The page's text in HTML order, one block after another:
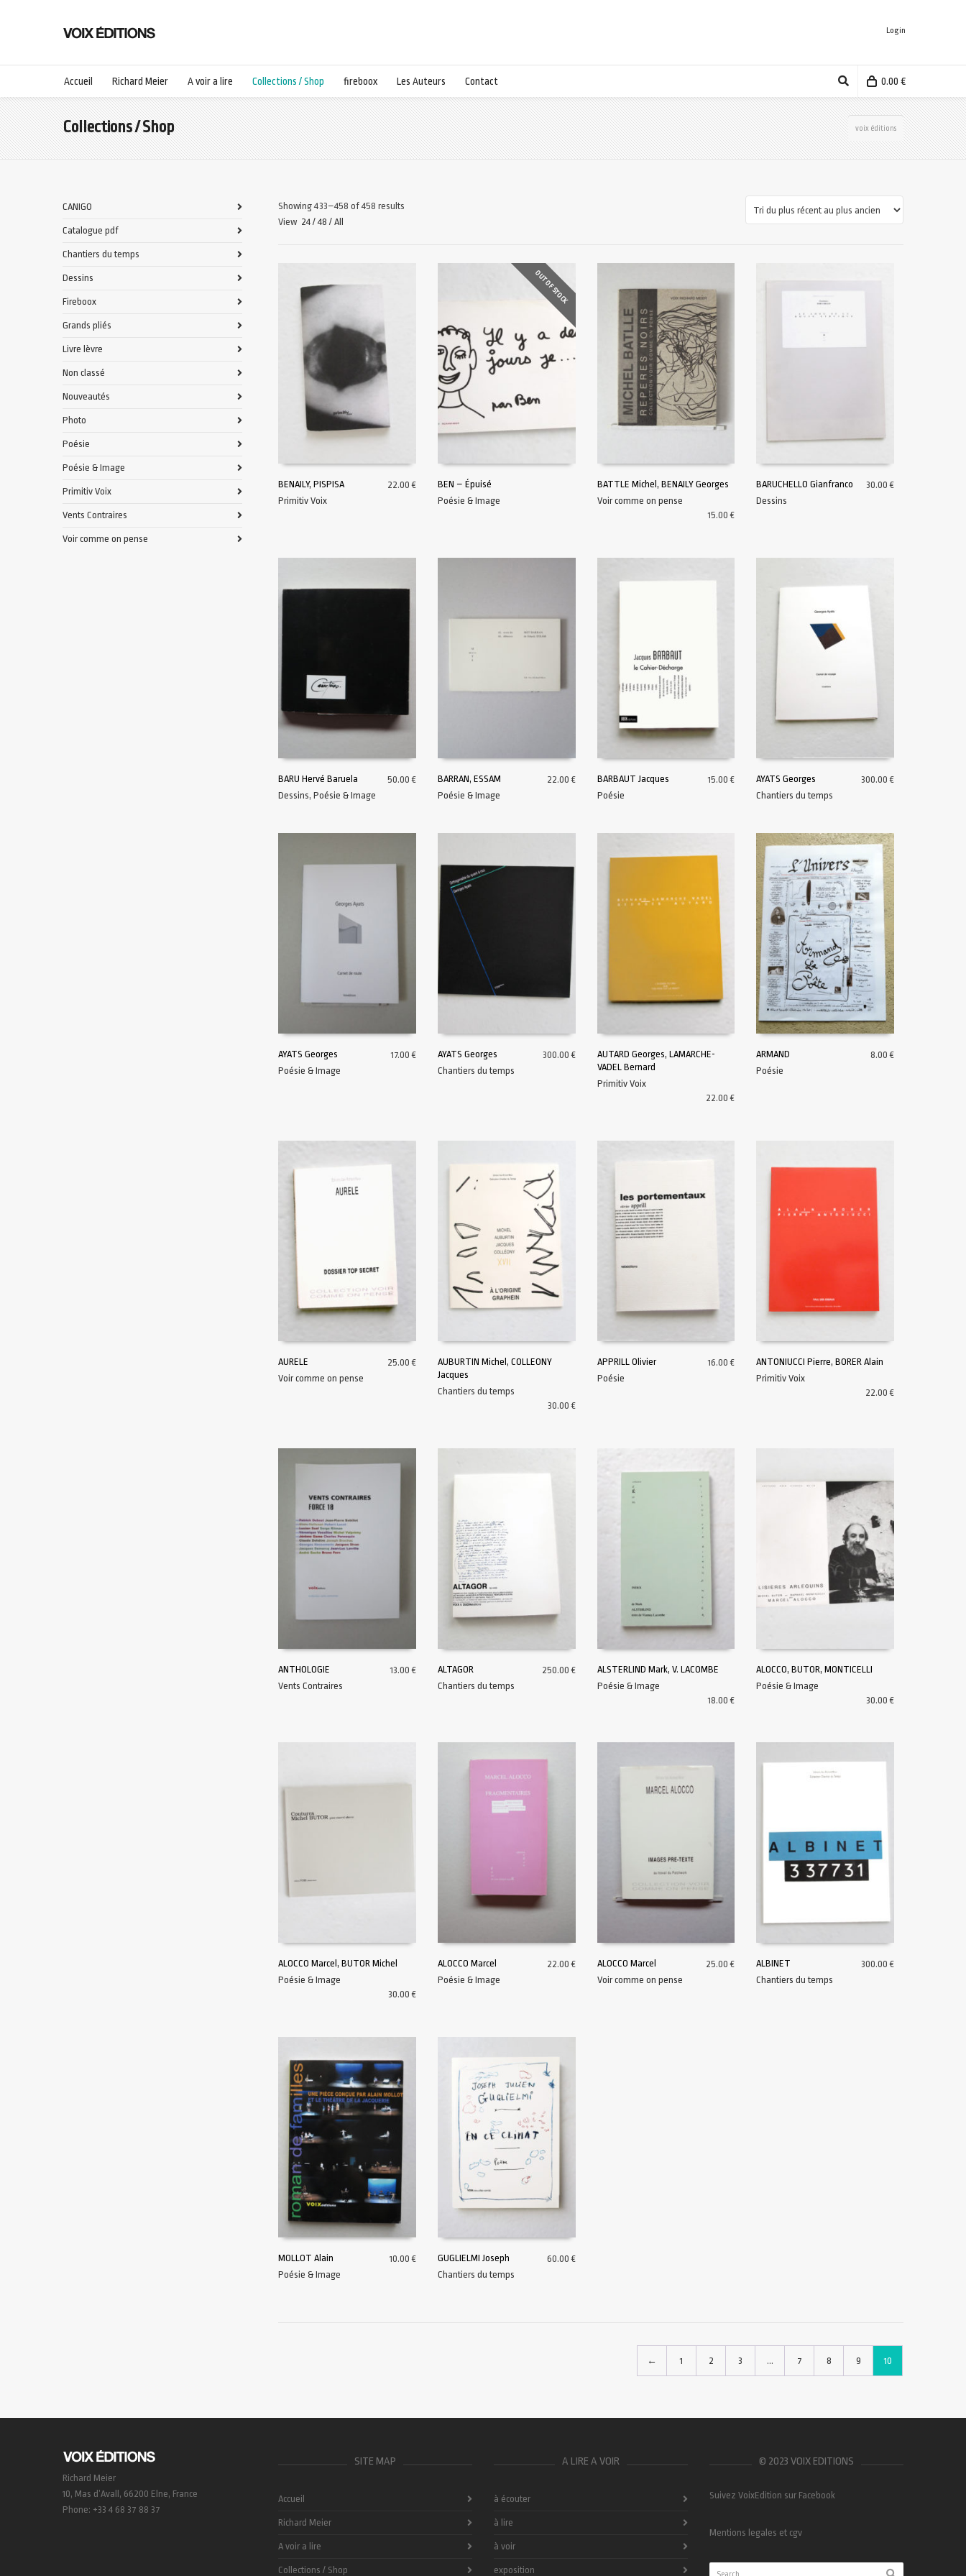
Login
Accueil Richard Meier A voir a lire Collections / Shop fireboox Les Auteurs Contact 0.00 €
Collections / Shop voix éditions
Showing 433–458 of 458 results
View 24 / 48 / All
AJOUTER AU PANIER
BENAILY, PISPISA
Primitiv Voix
22.00€
OUT OF STOCK
LIRE LA SUITE
BEN – Épuisé
Poésie & Image
AJOUTER AU PANIER
BATTLE Michel, BENAILY Georges
Voir comme on pense
15.00€
AJOUTER AU PANIER
BARUCHELLO Gianfranco
Dessins
30.00€
AJOUTER AU PANIER
BARU Hervé Baruela
Dessins, Poésie & Image
50.00€
AJOUTER AU PANIER
BARRAN, ESSAM
Poésie & Image
22.00€
AJOUTER AU PANIER
BARBAUT Jacques
Poésie
15.00€
AJOUTER AU PANIER
AYATS Georges
Chantiers du temps
300.00€
AJOUTER AU PANIER
AYATS Georges
Poésie & Image
17.00€
AJOUTER AU PANIER
AYATS Georges
Chantiers du temps
300.00€
AUTARD Georges, LAMARCHE-
VADEL Bernard
Primitiv Voix
22.00€
AJOUTER AU PANIER
ARMAND
Poésie
8.00€
AJOUTER AU PANIER
AURELE
Voir comme on pense
25.00€
AUBURTIN Michel, COLLEONY
Jacques
Chantiers du temps
30.00€
AJOUTER AU PANIER
APPRILL Olivier
Poésie
16.00€
AJOUTER AU PANIER
ANTONIUCCI Pierre, BORER Alain
Primitiv Voix
22.00€
AJOUTER AU PANIER
ANTHOLOGIE
Vents Contraires
13.00€
AJOUTER AU PANIER
ALTAGOR
Chantiers du temps
250.00€
AJOUTER AU PANIER
ALSTERLIND Mark, V. LACOMBE
Poésie & Image
18.00€
AJOUTER AU PANIER
ALOCCO, BUTOR, MONTICELLI
Poésie & Image
30.00€
AJOUTER AU PANIER
ALOCCO Marcel, BUTOR Michel
Poésie & Image
30.00€
AJOUTER AU PANIER
ALOCCO Marcel
Poésie & Image
22.00€
AJOUTER AU PANIER
ALOCCO Marcel
Voir comme on pense
25.00€
AJOUTER AU PANIER
ALBINET
Chantiers du temps
300.00€
AJOUTER AU PANIER
MOLLOT Alain
Poésie & Image
10.00€
AJOUTER AU PANIER
GUGLIELMI Joseph
Chantiers du temps
60.00€
← 1 2 3 … 7 8 9 10
CANIGO
Catalogue pdf
Chantiers du temps
Dessins
Fireboox
Grands pliés
Livre lèvre
Non classé
Nouveautés
Photo
Poésie
Poésie & Image
Primitiv Voix
Vents Contraires
Voir comme on pense
Richard Meier
10, Mas d’Avall, 66200 Elne, France
Phone: +33 4 68 37 88 37
SITE MAP
Accueil
Richard Meier
A voir a lire
Collections / Shop
A LIRE A VOIR
à écouter
à lire
à voir
exposition
© 2023 VOIX EDITIONS
Suivez VoixEdition sur Facebook
Mentions legales et cgv